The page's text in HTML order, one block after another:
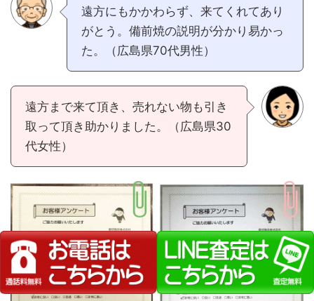
遠方にもかかわらず、来てくれてあり
がとう。備前焼の説明が分かり易かっ
た。（広島県70代男性）
遠方まで来て頂き、売れない物も引き
取って頂き助かりました。（広島県30
代女性）